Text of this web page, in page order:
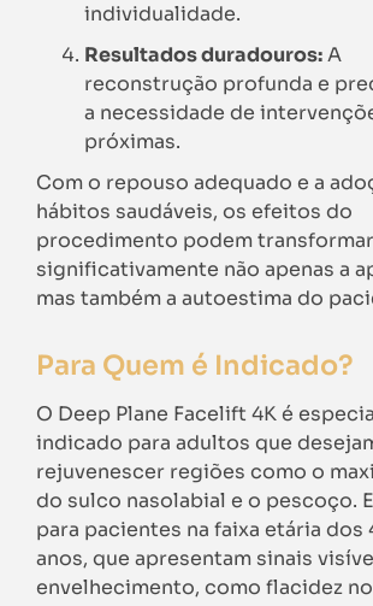
individualidade.
Resultados duradouros:A
reconstrução profunda e
a necessidade de
próximas.
Com o repouso adequado e a
hábitos saudáveis, os efeitos do
procedimento podem transformar
significativamente não apenas a
mas também a autoestima do
Para Quem é Indicado?
O Deep Plane Facelift 4K é
indicado para adultos que
rejuvenescer regiões como o
do sulco nasolabial e o pescoço.
para pacientes na faixa etária dos
anos, que apresentam sinais
envelhecimento, como flacidez